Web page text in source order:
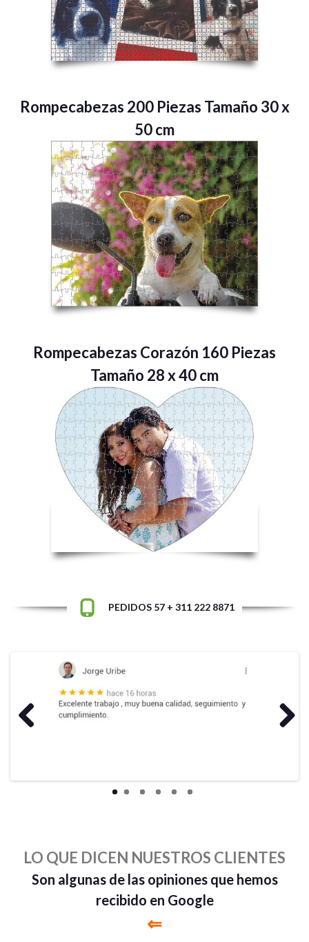
Rompecabezas 200 Piezas Tamaño 30 x
50 cm
Rompecabezas Corazón 160 Piezas
Tamaño 28 x 40 cm
PEDIDOS 57 + 311 222 8871
LO QUE DICEN NUESTROS CLIENTES
Son algunas de las opiniones que hemos
recibido en Google
⇐